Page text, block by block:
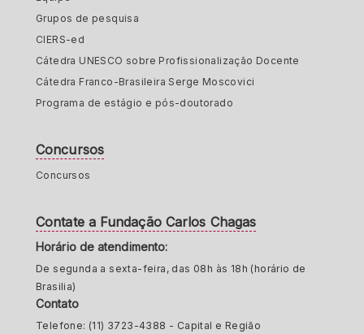
Grupos de pesquisa
CIERS-ed
Cátedra UNESCO sobre Profissionalização Docente
Cátedra Franco-Brasileira Serge Moscovici
Programa de estágio e pós-doutorado
Concursos
Concursos
Contate a Fundação Carlos Chagas
Horário de atendimento:
De segunda a sexta-feira, das 08h às 18h (horário de
Brasilia)
Contato
Telefone: (11) 3723-4388 - Capital e Região